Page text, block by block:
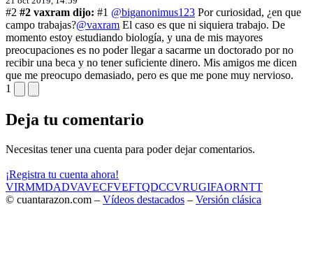
#2 #2 vaxram dijo: #1 @biganonimus123 Por curiosidad, ¿en que
campo trabajas?@vaxram El caso es que ni siquiera trabajo. De
momento estoy estudiando biología, y una de mis mayores
preocupaciones es no poder llegar a sacarme un doctorado por no
recibir una beca y no tener suficiente dinero. Mis amigos me dicen
que me preocupo demasiado, pero es que me pone muy nervioso.
1
Deja tu comentario
Necesitas tener una cuenta para poder dejar comentarios.
¡Registra tu cuenta ahora!
VIRMMDADVAVECFVEFTQDCCVRUGIFAORNTT
© cuantarazon.com – Vídeos destacados – Versión clásica